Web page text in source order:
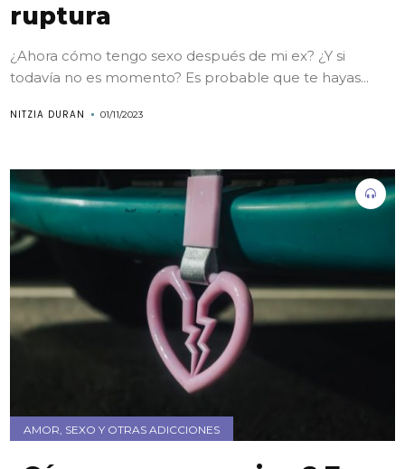
ruptura
¿Ahora cómo tengo sexo después de mi ex? ¿Y si
todavía no es momento? Es probable que te hayas...
NITZIA DURAN 01/11/2023
AMOR, SEXO Y OTRAS ADICCIONES